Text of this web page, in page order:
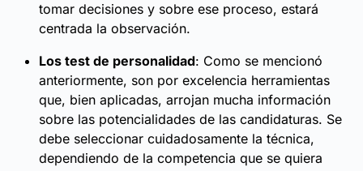
tomar decisiones y sobre ese proceso, estará
centrada la observación.
Los test de personalidad: Como se mencionó
anteriormente, son por excelencia herramientas
que, bien aplicadas, arrojan mucha información
sobre las potencialidades de las candidaturas. Se
debe seleccionar cuidadosamente la técnica,
dependiendo de la competencia que se quiera